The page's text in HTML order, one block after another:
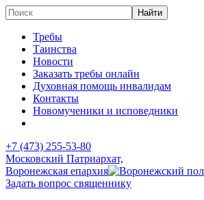
Требы
Таинства
Новости
Заказать требы онлайн
Духовная помощь инвалидам
Контакты
Новомученики и исповедники
+7 (473) 255-53-80
Московский Патриархат,
Воронежская епархия
Задать вопрос священнику